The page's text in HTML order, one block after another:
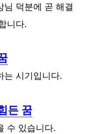
님 덕분에 곧 해결
니다.
는 시기입니다.
든 꿈
수 있습니다.